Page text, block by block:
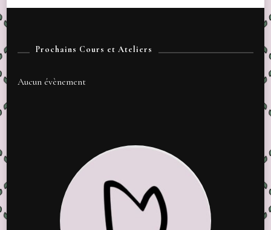
Prochains Cours et Ateliers
Aucun évènement